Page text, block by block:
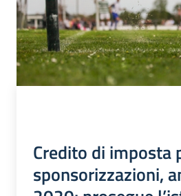
Credito di imposta
sponsorizzazioni,